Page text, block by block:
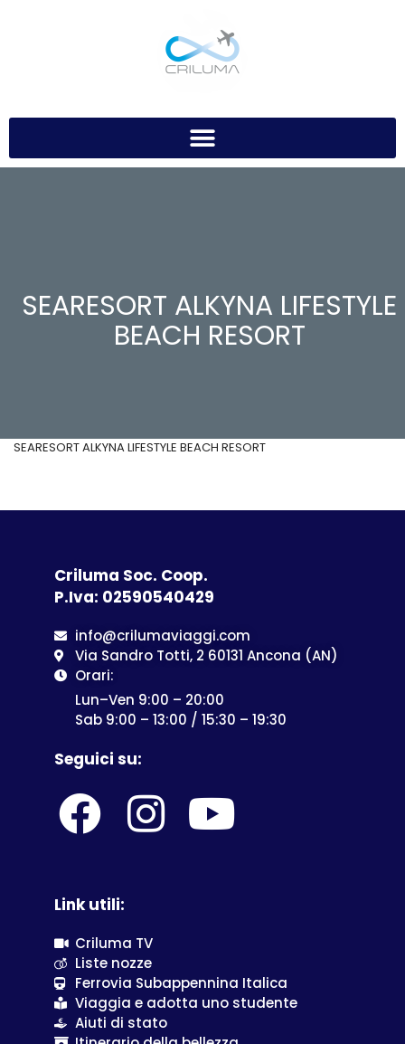
SEARESORT ALKYNA LIFESTYLE
BEACH RESORT
SEARESORT ALKYNA LIFESTYLE BEACH RESORT
Criluma Soc. Coop.
P.Iva: 02590540429
info@crilumaviaggi.com
Via Sandro Totti, 2 60131 Ancona (AN)
Orari:
Lun–Ven 9:00 – 20:00
Sab 9:00 – 13:00 / 15:30 – 19:30
Seguici su:
Link utili:
Criluma TV
Liste nozze
Ferrovia Subappennina Italica
Viaggia e adotta uno studente
Aiuti di stato